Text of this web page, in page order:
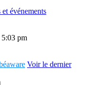
événements
5:03 pm
Voir le dernier